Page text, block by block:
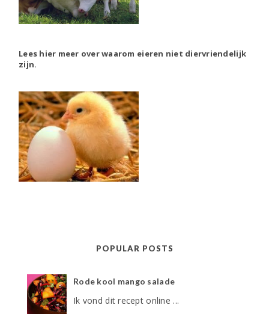
Lees hier meer over waarom eieren niet diervriendelijk
zijn.
POPULAR POSTS
Rode kool mango salade
Ik vond dit recept online ...